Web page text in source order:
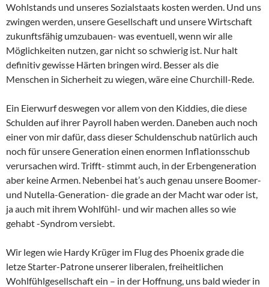
Wohlstands und unseres Sozialstaats kosten werden. Und uns
zwingen werden, unsere Gesellschaft und unsere Wirtschaft
zukunftsfähig umzubauen- was eventuell, wenn wir alle
Möglichkeiten nutzen, gar nicht so schwierig ist. Nur halt
definitiv gewisse Härten bringen wird. Besser als die
Menschen in Sicherheit zu wiegen, wäre eine Churchill-Rede.
Ein Eierwurf deswegen vor allem von den Kiddies, die diese
Schulden auf ihrer Payroll haben werden. Daneben auch noch
einer von mir dafür, dass dieser Schuldenschub natürlich auch
noch für unsere Generation einen enormen Inflationsschub
verursachen wird. Trifft- stimmt auch, in der Erbengeneration
aber keine Armen. Nebenbei hat’s auch genau unsere Boomer-
und Nutella-Generation- die grade an der Macht war oder ist,
ja auch mit ihrem Wohlfühl- und wir machen alles so wie
gehabt -Syndrom versiebt.
Wir legen wie Hardy Krüger im Flug des Phoenix grade die
letze Starter-Patrone unserer liberalen, freiheitlichen
Wohlfühlgesellschaft ein – in der Hoffnung, uns bald wieder in